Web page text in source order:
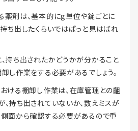
薬剤は、基本的にg単位や錠ごとに
ち出したくらいではぱっと見はばれ
持ち出されたかどうかが分かること
し作業をする必要があるでしょう。
ける棚卸し作業は、在庫管理との齟
持ち出されていないか、数えミスが
側面から確認する必要があるので重